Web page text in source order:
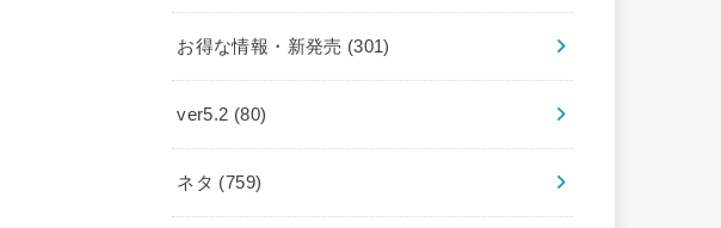
お得な情報・新発売 (301)
ver5.2 (80)
ネタ (759)